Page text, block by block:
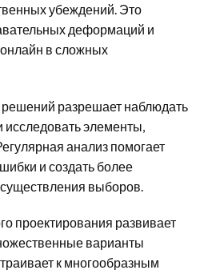
убеждений. Это
деформаций и
онлайн в сложных
разрешает наблюдать
элементы,
анализ помогает
и создать более
выборов.
проектирования развивает
варианты
к многообразным